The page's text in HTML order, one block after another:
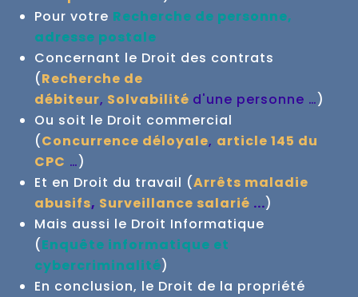
Pour votre Recherche de personne,
adresse postale
Concernant le Droit des contrats
(Recherche de
débiteur, Solvabilité d'une personne …)
Ou soit le Droit commercial
(Concurrence déloyale, article 145 du
CPC …)
Et en Droit du travail (Arrêts maladie
abusifs, Surveillance salarié ...)
Mais aussi le Droit Informatique
(Enquête informatique et
cybercriminalité)
En conclusion, le Droit de la propriété